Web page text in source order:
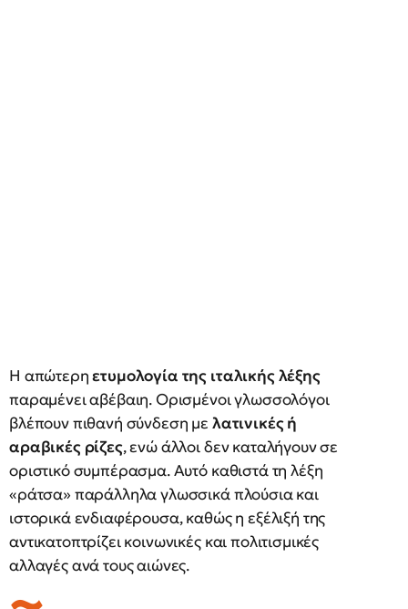
Η απώτερηετυμολογία της ιταλικής λέξης
παραμένει αβέβαιη. Ορισμένοι γλωσσολόγοι
βλέπουν πιθανή σύνδεση με λατινικές ή
αραβικές ρίζες, ενώ άλλοι δεν καταλήγουν σε
οριστικό συμπέρασμα. Αυτό καθιστά τη λέξη
«ράτσα» παράλληλα γλωσσικά πλούσια και
ιστορικά ενδιαφέρουσα, καθώς η εξέλιξή της
αντικατοπτρίζει κοινωνικές και πολιτισμικές
αλλαγές ανά τους αιώνες.